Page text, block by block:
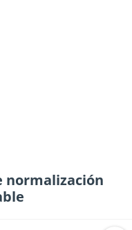
normalización